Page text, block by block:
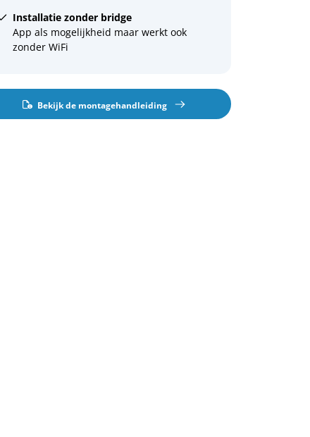
Installatie zonder bridge
App als mogelijkheid maar werkt ook
zonder WiFi
Bekijk de montagehandleiding